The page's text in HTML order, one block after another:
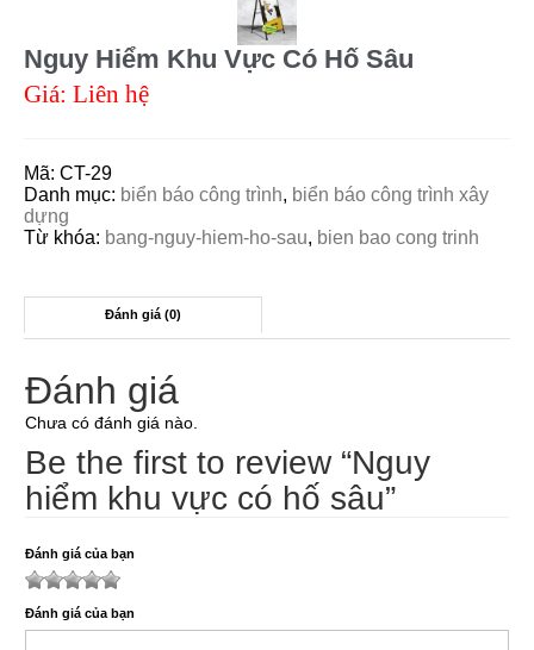
Nguy Hiểm Khu Vực Có Hố Sâu
Giá: Liên hệ
Mã: CT-29
Danh mục: biển báo công trình, biển báo công trình xây
dựng
Từ khóa: bang-nguy-hiem-ho-sau, bien bao cong trinh
Đánh giá (0)
Đánh giá
Chưa có đánh giá nào.
Be the first to review “Nguy
hiểm khu vực có hố sâu”
Đánh giá của bạn
Đánh giá của bạn